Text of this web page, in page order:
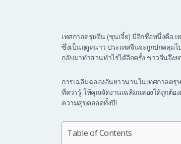
เทศกาลตรุษจีน (ชุนเจี๋ย) มีอีกชื่อหนึ่งคือ เ
ซึ่งเป็นฤดูหนาว ประเทศจีนจะถูกปกคลุมไ
กลับมาทำสวนทำไร่ได้อีกครั้ง ชาวจีนจึง
การเฉลิมฉลองอันยาวนานในเทศกาลต
ที่ควรรู้ ให้คุณจัดงานเฉลิมฉลองได้ถูกต้อ
ความสุขตลอดทั้งปี!
Table of Contents